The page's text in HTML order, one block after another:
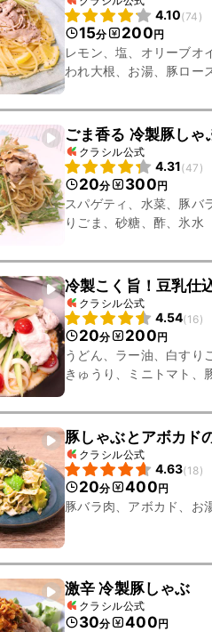
4.10(74 )
15分 200円
レモン、塩、オリーブオ
われ大根、お湯、豚ロー
ごま香る 冷製豚しゃ
クラシル公式
4.31(47 )
20分 300円
スパゲティ、水菜、豚バ
りごま、砂糖、酢、氷水
冷製こく旨！豆乳仕
クラシル公式
4.54(16)
20分 200円
うどん、ラー油、白すり
きゅうり、ミニトマト、
豚しゃぶとアボカド
クラシル公式
4.63(18)
20分 400円
豚バラ肉、アボカド、お
激辛 冷製豚しゃぶ
クラシル公式
30分 400円